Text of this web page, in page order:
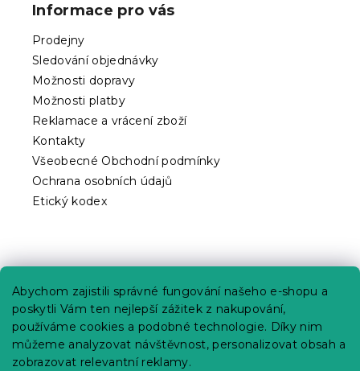
Abychom zajistili správné fungování našeho e-shopu a
poskytli Vám ten nejlepší zážitek z nakupování,
používáme cookies a podobné technologie. Díky nim
můžeme analyzovat návštěvnost, personalizovat obsah a
zobrazovat relevantní reklamy.
Informace pro vás
Prodejny
Sledování objednávky
Možnosti dopravy
Možnosti platby
Reklamace a vrácení zboží
Kontakty
Všeobecné Obchodní podmínky
Ochrana osobních údajů
Etický kodex
Kariéra
Poptávky a B2B spolupráce
Proč se u nás registrovat?